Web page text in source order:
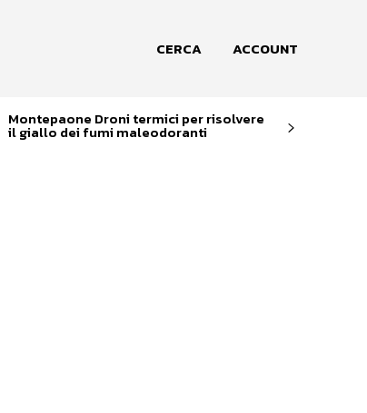
CERCA ACCOUNT
Montepaone Droni termici per risolvere
il giallo dei fumi maleodoranti